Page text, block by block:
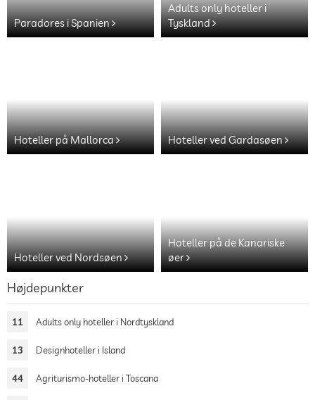
Paradores i Spanien
Adults only hoteller i
Tyskland
Hoteller på Mallorca Hoteller ved Gardasøen
Hoteller ved Nordsøen
Hoteller på de Kanariske
øer
Højdepunkter
11 Adults only hoteller i Nordtyskland
13 Designhoteller i Island
44 Agriturismo-hoteller i Toscana